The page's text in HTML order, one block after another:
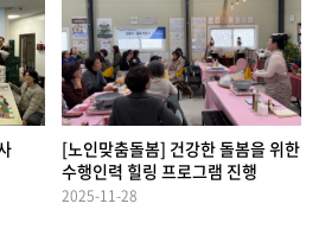
[노인맞춤돌봄] 건강한 돌봄을 위한
수행인력 힐링 프로그램 진행
2025-11-28